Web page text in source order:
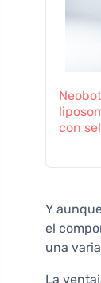
con
Y
el
una
La